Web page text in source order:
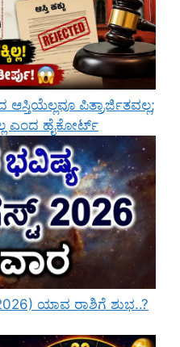
ಪಿತ್ರಾರ್ಜಿತವಲ್ಲ;
ಎಂದ ಹೈಕೋರ್ಟ್
ಯಾವ ರಾಶಿಗೆ ಶುಭ..?